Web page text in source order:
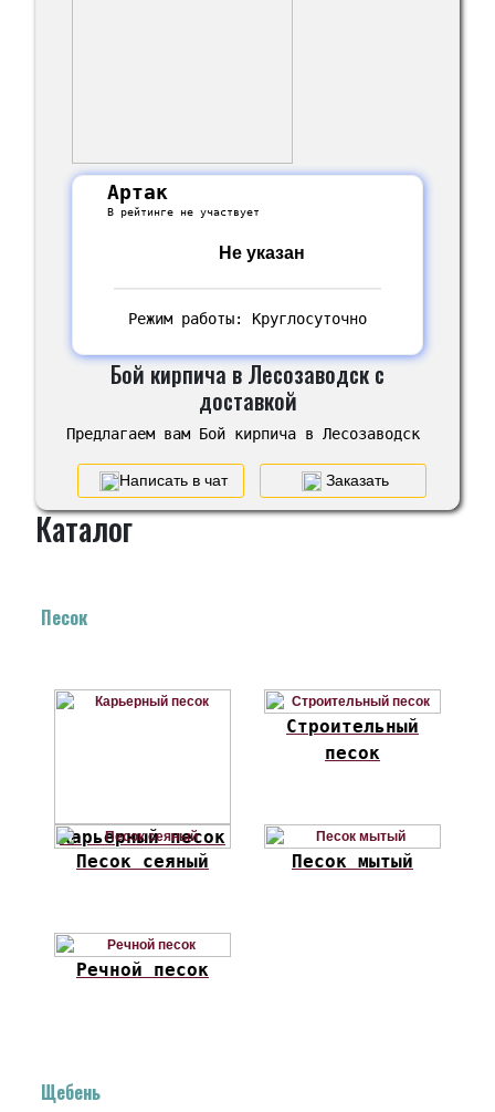
Артак
В рейтинге не участвует
Не указан
Режим работы: Круглосуточно
Бой кирпича в Лесозаводск с
доставкой
Предлагаем вам Бой кирпича в Лесозаводск
Написать в чат Заказать
Каталог
Песок
Карьерный песок
Строительный
песок
Песок сеяный Песок мытый
Речной песок
Щебень